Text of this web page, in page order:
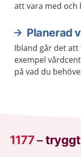
att vara med och
Planerad
Ibland går det
exempel
på vad du
1177–tryggt